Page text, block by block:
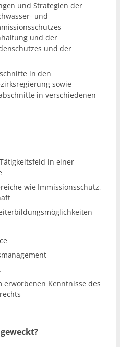
und Strategien der
und
und der
und der
in den
sowie
in verschiedenen
in einer
wie Immissionsschutz,
Kenntnisse des